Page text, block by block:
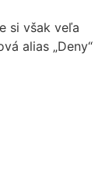
si však veľa
alias „Deny“